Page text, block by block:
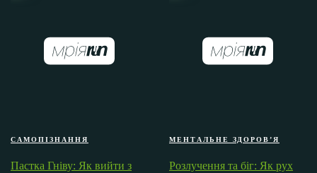
САМОПІЗНАННЯ
Пастка Гніву: Як вийти з
МЕНТАЛЬНЕ ЗДОРОВ’Я
Розлучення та біг: Як рух